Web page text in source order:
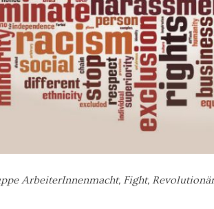
ArbeiterInnenmacht, Fight,